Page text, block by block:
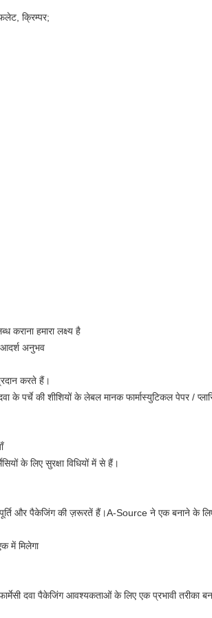
क्रिम्पर;
कराना हमारा लक्ष्य है
आदर्श अनुभव
करते हैं।
के पर्चे की शीशियों के लेबल मानक फार्मास्युटिकल पेपर /
के लिए सुरक्षा विधियों में से हैं।
और पैकेजिंग की ज़रूरतें हैं।A-Source ने एक बनाने के
में मिलेगा
दवा पैकेजिंग आवश्यकताओं के लिए एक प्रभावी तरीका